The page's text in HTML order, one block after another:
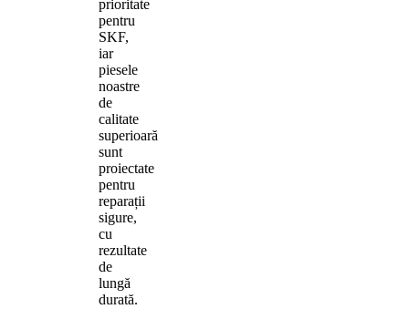
prioritate
pentru
SKF,
iar
piesele
noastre
de
calitate
superioară
sunt
proiectate
pentru
reparații
sigure,
cu
rezultate
de
lungă
durată.